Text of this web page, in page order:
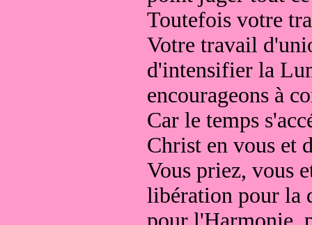
Toutefois votre
Votre travail
d'intensifier la
encourageons à
Car le temps
Christ en vous et
Vous priez, vous
libération pour la